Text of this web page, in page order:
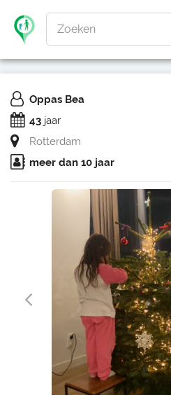
Zoeken
Oppas Bea
43 jaar
Rotterdam
meer dan 10 jaar